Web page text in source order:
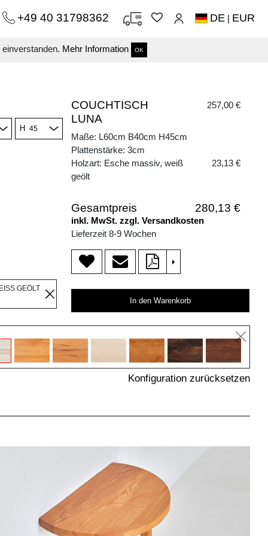
Mehr Information OK
+49 40 31798362 DE | EUR
H
GEÖLT
COUCHTISCH
LUNA
257,00 €
Maße: L60cm B40cm H45cm
Plattenstärke: 3cm
Holzart: Esche massiv, weiß
geölt
23,13 €
Gesamtpreis 280,13 €
inkl. MwSt. zzgl. Versandkosten
Lieferzeit 8-9 Wochen
>
In den Warenkorb
Konfiguration zurücksetzen